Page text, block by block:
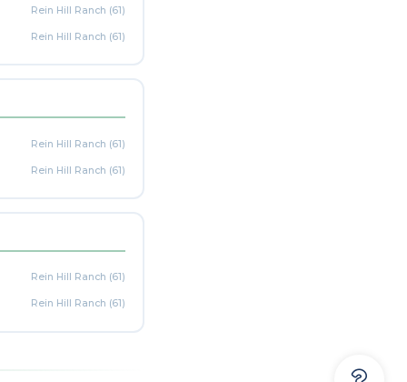
Rein Hill Ranch (61)
Rein Hill Ranch (61)
Rein Hill Ranch (61)
Rein Hill Ranch (61)
Rein Hill Ranch (61)
Rein Hill Ranch (61)